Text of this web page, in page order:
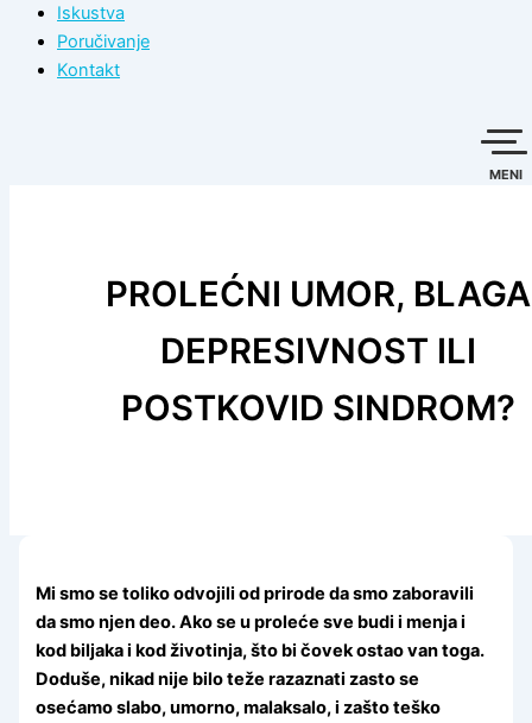
Iskustva
Poručivanje
Kontakt
MENI
PROLEĆNI UMOR, BLAGA
DEPRESIVNOST ILI
POSTKOVID SINDROM?
Mi smo se toliko odvojili od prirode da smo zaboravili
da smo njen deo. Ako se u proleće sve budi i menja i
kod biljaka i kod životinja, što bi čovek ostao van toga.
Doduše, nikad nije bilo teže razaznati zasto se
osećamo slabo, umorno, malaksalo, i zašto teško